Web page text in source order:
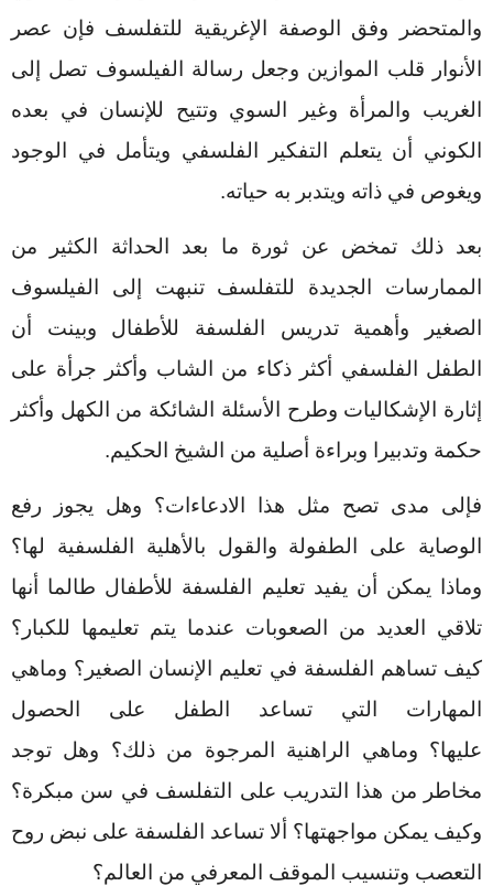
والمتحضر وفق الوصفة الإغريقية للتفلسف فإن عصر
الأنوار قلب الموازين وجعل رسالة الفيلسوف تصل إلى
الغريب والمرأة وغير السوي وتتيح للإنسان في بعده
الكوني أن يتعلم التفكير الفلسفي ويتأمل في الوجود
ويغوص في ذاته ويتدبر به حياته.
بعد ذلك تمخض عن ثورة ما
بعد الحداثة الكثير من
الممارسات الجديدة للتفلسف تنبهت إلى الفيلسوف
الصغير وأهمية تدريس الفلسفة للأطفال وبينت أن
الطفل الفلسفي أكثر ذكاء من الشاب وأكثر جرأة على
إثارة الإشكاليات وطرح الأسئلة الشائكة من الكهل وأكثر
حكمة وتدبيرا وبراءة أصلية من الشيخ الحكيم.
فإلى مدى تصح مثل هذا الادعاءات؟ وهل يجوز رفع
الوصاية على الطفولة والقول بالأهلية الفلسفية لها؟
وماذا يمكن أن يفيد تعليم الفلسفة للأطفال طالما أنها
تلاقي العديد من الصعوبات عندما يتم تعليمها للكبار؟
كيف تساهم الفلسفة في تعليم الإنسان الصغير؟ وماهي
المهارات التي تساعد الطفل على الحصول
عليها؟ وماهي الراهنية المرجوة من ذلك؟ وهل توجد
مخاطر من هذا التدريب على التفلسف في سن مبكرة؟
وكيف يمكن مواجهتها؟ ألا تساعد الفلسفة على نبض روح
التعصب وتنسيب الموقف المعرفي من العالم؟